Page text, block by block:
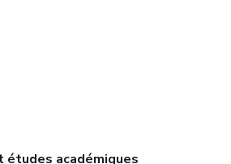
études académiques